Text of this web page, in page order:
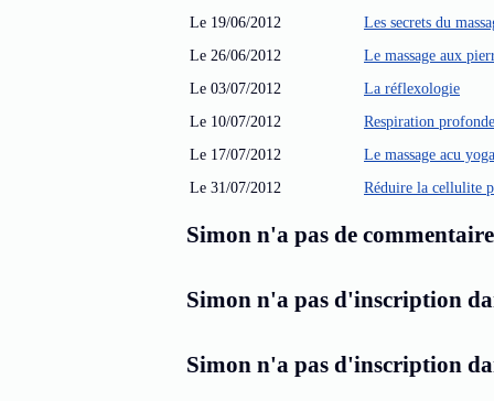
Le 19/06/2012
Les secrets du
Le 26/06/2012
Le massage aux
Le 03/07/2012
La réflexologie
Le 10/07/2012
Respiration
Le 17/07/2012
Le massage acu yoga
Le 31/07/2012
Réduire la cellulite
Simon n'a pas de
Simon n'a pas d'inscription
Simon n'a pas d'inscription